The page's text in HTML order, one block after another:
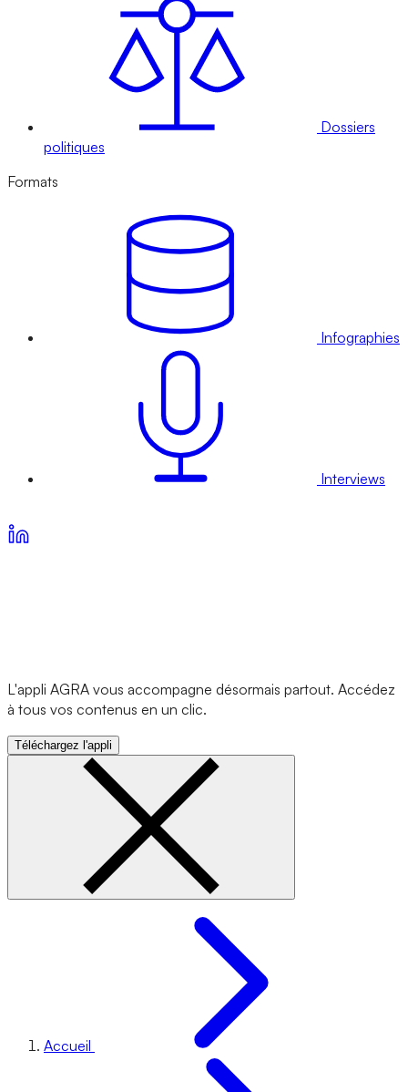
Dossiers
politiques
Formats
Infographies
Interviews
L'appli AGRA vous accompagne désormais partout. Accédez
à tous vos contenus en un clic.
Téléchargez l'appli
Accueil